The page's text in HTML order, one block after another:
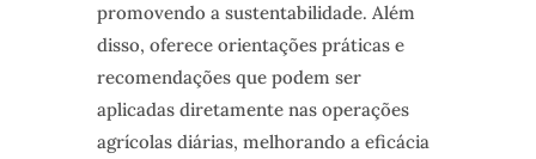
promovendo a sustentabilidade. Além
disso, oferece orientações práticas e
recomendações que podem ser
aplicadas diretamente nas operações
agrícolas diárias, melhorando a eficácia